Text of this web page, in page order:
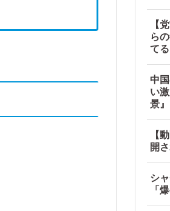
【
ら
て
中
い
景』
【
開
シ
「